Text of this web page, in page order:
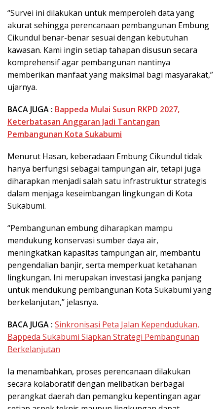
“Survei ini dilakukan untuk memperoleh data yang
akurat sehingga perencanaan pembangunan Embung
Cikundul benar-benar sesuai dengan kebutuhan
kawasan. Kami ingin setiap tahapan disusun secara
komprehensif agar pembangunan nantinya
memberikan manfaat yang maksimal bagi masyarakat,”
ujarnya.
BACA JUGA : Bappeda Mulai Susun RKPD 2027,
Keterbatasan Anggaran Jadi Tantangan
Pembangunan Kota Sukabumi
Menurut Hasan, keberadaan Embung Cikundul tidak
hanya berfungsi sebagai tampungan air, tetapi juga
diharapkan menjadi salah satu infrastruktur strategis
dalam menjaga keseimbangan lingkungan di Kota
Sukabumi.
“Pembangunan embung diharapkan mampu
mendukung konservasi sumber daya air,
meningkatkan kapasitas tampungan air, membantu
pengendalian banjir, serta memperkuat ketahanan
lingkungan. Ini merupakan investasi jangka panjang
untuk mendukung pembangunan Kota Sukabumi yang
berkelanjutan,” jelasnya.
BACA JUGA : Sinkronisasi Peta Jalan Kependudukan,
Bappeda Sukabumi Siapkan Strategi Pembangunan
Berkelanjutan
Ia menambahkan, proses perencanaan dilakukan
secara kolaboratif dengan melibatkan berbagai
perangkat daerah dan pemangku kepentingan agar